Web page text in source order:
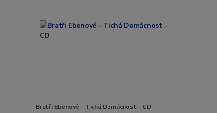
Bratři Ebenové - Tichá Domácnost - CD